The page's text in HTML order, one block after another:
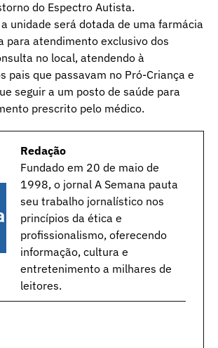
do Espectro Autista.
unidade será dotada de uma farmácia
para atendimento exclusivo dos
no local, atendendo à
pais que passavam no Pró-Criança e
seguir a um posto de saúde para
prescrito pelo médico.
Redação
Fundado em 20 de maio de
1998, o jornal A Semana pauta
seu trabalho jornalístico nos
princípios da ética e
profissionalismo, oferecendo
informação, cultura e
entretenimento a milhares de
leitores.